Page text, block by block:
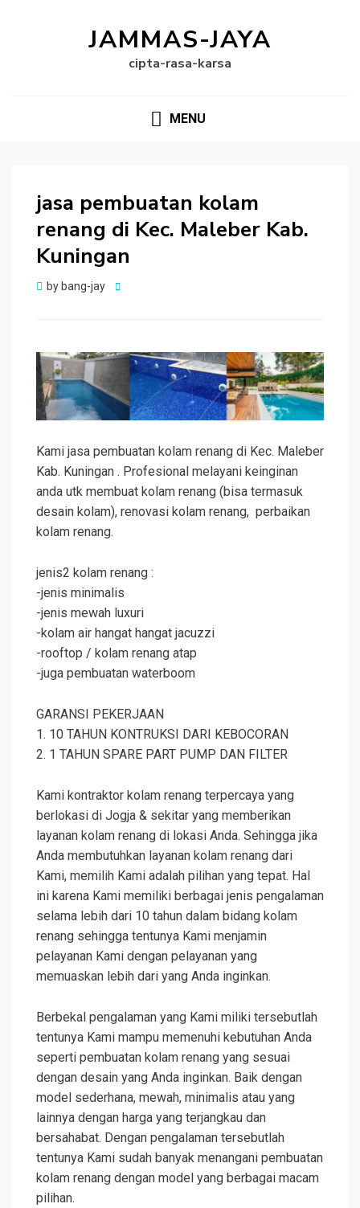
JAMMAS-JAYA
cipta-rasa-karsa
MENU
jasa pembuatan kolam
renang di Kec. Maleber Kab.
Kuningan
by bang-jay
Posted
Kami jasa pembuatan kolam renang di Kec. Maleber
Kab. Kuningan . Profesional melayani keinginan
anda utk membuat kolam renang (bisa termasuk
desain kolam), renovasi kolam renang, perbaikan
kolam renang.
jenis2 kolam renang :
-jenis minimalis
-jenis mewah luxuri
-kolam air hangat hangat jacuzzi
-rooftop / kolam renang atap
-juga pembuatan waterboom
GARANSI PEKERJAAN
1. 10 TAHUN KONTRUKSI DARI KEBOCORAN
2. 1 TAHUN SPARE PART PUMP DAN FILTER
Kami kontraktor kolam renang terpercaya yang
berlokasi di Jogja & sekitar yang memberikan
layanan kolam renang di lokasi Anda. Sehingga jika
Anda membutuhkan layanan kolam renang dari
Kami, memilih Kami adalah pilihan yang tepat. Hal
ini karena Kami memiliki berbagai jenis pengalaman
selama lebih dari 10 tahun dalam bidang kolam
renang sehingga tentunya Kami menjamin
pelayanan Kami dengan pelayanan yang
memuaskan lebih dari yang Anda inginkan.
Berbekal pengalaman yang Kami miliki tersebutlah
tentunya Kami mampu memenuhi kebutuhan Anda
seperti pembuatan kolam renang yang sesuai
dengan desain yang Anda inginkan. Baik dengan
model sederhana, mewah, minimalis atau yang
lainnya dengan harga yang terjangkau dan
bersahabat. Dengan pengalaman tersebutlah
tentunya Kami sudah banyak menangani pembuatan
kolam renang dengan model yang berbagai macam
pilihan.